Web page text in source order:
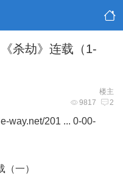
杀劫》连载（1-
楼主
9817 2
way.net/201 ... 0-00-
一）